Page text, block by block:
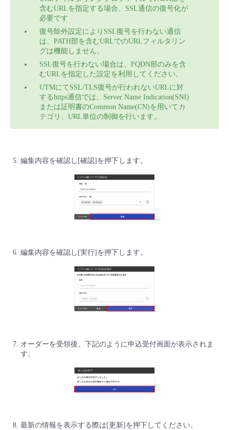
含むURLを指定する場合、SSL通信の復号化が
必要です
復号除外設定によりSSL復号を行わない通信
は、PATH部を含むURLでのURLフィルタリン
グは機能しません。
SSL復号を行わない場合は、FQDN部のみを含
むURLを指定した設定を利用してください。
UTMにてSSL/TLS復号が行われないURLに対
するhttps通信では、Server Name Indication(SNI)
または証明書のCommon Name(CN)を用いてカ
テゴリ、URL単位の制御を行います。
編集内容を確認し[確認]を押下します。
編集内容を確認し[実行]を押下します。
オーダーを受領後、下記のように申込受付画面が表示されま
す。
最新の情報を表示する際は[更新]を押下してください。